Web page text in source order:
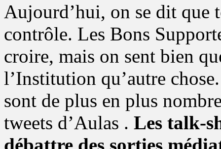
Aujourd’hui, on se dit que
contrôle. Les Bons
croire, mais on sent bien
l’Institution qu’autre
sont de plus en plus
tweets d’Aulas . Les talk-
débattre des sorties